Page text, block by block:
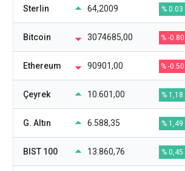
Sterlin 64,2009 % 0.03
Bitcoin 3074685,00 % -0.80
Ethereum 90901,00 % -0.50
Çeyrek 10.601,00 % 1,18
G. Altın 6.588,35 % 1,49
BIST 100 13.860,76 % 0,45